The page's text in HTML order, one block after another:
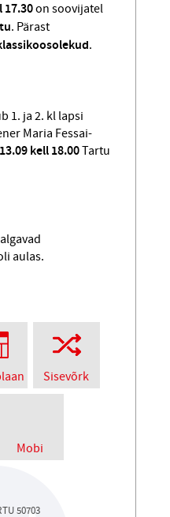
17.30on soovijatel
. Pärast
.
1. ja 2. kl lapsi
Maria Fessai-
kell 18.00Tartu
aulas.
Sisevõrk
Mobi
50703